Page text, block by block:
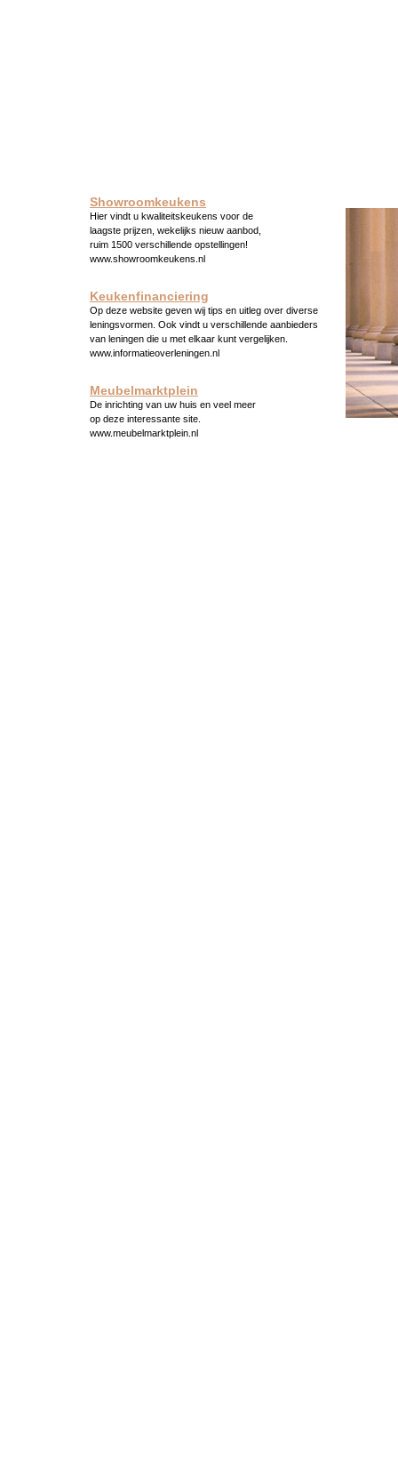
Showroomkeukens
Hier vindt u kwaliteitskeukens voor de
laagste prijzen, wekelijks nieuw aanbod,
ruim 1500 verschillende opstellingen!
www.showroomkeukens.nl
Keukenfinanciering
Op deze website geven wij tips en uitleg over diverse
leningsvormen. Ook vindt u verschillende aanbieders
van leningen die u met elkaar kunt vergelijken.
www.informatieoverleningen.nl
Meubelmarktplein
De inrichting van uw huis en veel meer
op deze interessante site.
www.meubelmarktplein.nl